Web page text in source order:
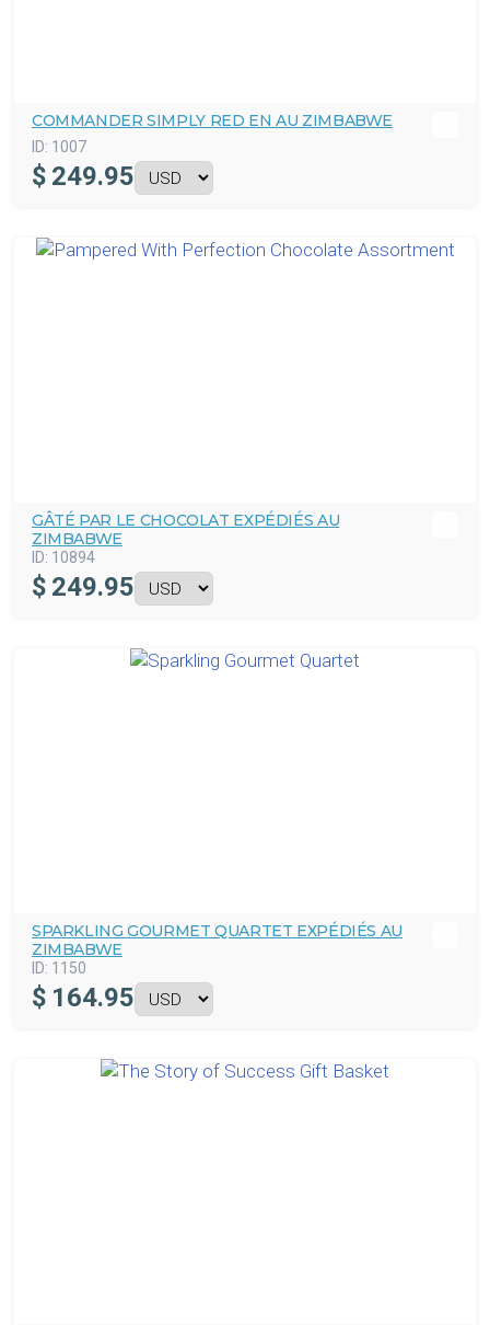
COMMANDER SIMPLY RED EN AU ZIMBABWE
ID: 1007
$ 249.95
GÂTÉ PAR LE CHOCOLAT EXPÉDIÉS AU
ZIMBABWE
ID: 10894
$ 249.95
SPARKLING GOURMET QUARTET EXPÉDIÉS AU
ZIMBABWE
ID: 1150
$ 164.95